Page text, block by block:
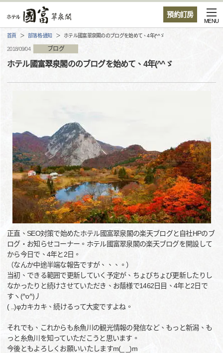
預約訂房
MENU
首頁 部落格·通知 ホテル國富翠泉閣ののブログを始めて、4年(^^ゞ
2018/09/04 ブログ
ホテル國富翠泉閣ののブログを始めて、4年(^^ゞ
正直、SEO対策で始めたホテル國富翠泉閣の楽天ブログと自社HPのブ
ログ・お知らせコーナー。ホテル國富翠泉閣の楽天ブログを開設して
から今日で、4年と2日。
（なんか中途半端な報告ですが、、、。）
当初、できる範囲で更新していく予定が、ちょびちょび更新したりし
なかったりと続けさせていただき、お蔭様で1462日目、4年と2日で
すヽ(^o^)丿
( ..)φカキカキ、続けるって大変ですよね。
それでも、これからも糸魚川の観光情報の発信など、もっと新潟、も
っと糸魚川を知っていただこうと思います。
今後ともよろしくお願いいたしますm(_ _)m